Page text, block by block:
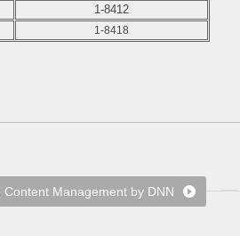
1-8412
1-8418
Content Management by DNN